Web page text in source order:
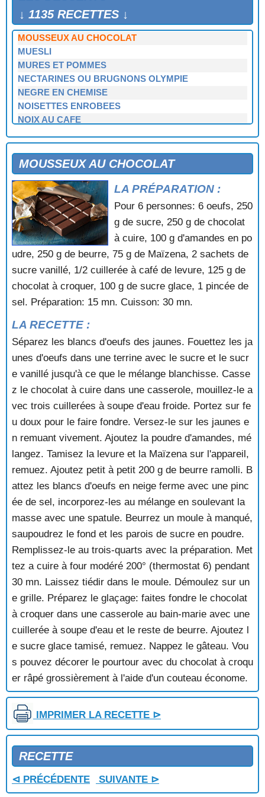
↓ 1135 RECETTES ↓
MOUSSE GLACEE AU CITRON VERT
MOUSSE POLONAISE
MOUSSEUX AU CHOCOLAT
MUESLI
MURES ET POMMES
NECTARINES OU BRUGNONS OLYMPIE
NEGRE EN CHEMISE
NOISETTES ENROBEES
NOIX AU CAFE
NOUGATINE GLACEE A LA MANDARINE IMPERIALE
OEUFS A LA NEIGE
OEUFS A LA NEIGE AU COULIS DE FRAISES
OEUFS AU NID
OMELETTE AU CHOCOLAT
OMELETTE AUX ABRICOTS
OMELETTE AUX CERISES
OMELETTE AUX FRAMBOISES
OMELETTE COMME SOUS LES TROPIQUES
OMELETTE FLAMBEE
OMELETTE FLAMBEE A LA CONFITURE
OMELETTE FLAMBEE AUX FRAISES
OMELETTE GOURMANDISE
OMELETTE MACEDOINE
OMELETTE NORVEGIENNE
OMELETTE SOUFFLEE AUX FRAISES
OPERA
ORANGES A LA CANNELLE
ORANGES A LA GLACE VANILLE
ORANGES AU SIROP
ORANGES FOURREES
ORANGES GIVREES
ORANGES GLACEES
ORANGES MEDICIS
ORANGES NEIGEUSES
ORANGES, SAUCE AU CHOCOLAT
ORANGETTES AU CHOCOLAT
PAIN A LA BANANE
PAIN AU BEURRE
PAIN AU GINGEMBRE
PAIN AUX FRUITS CONFITS
PAIN AUX NOIX
PAIN BRIOCHE
PAIN DE DATTES AUX NOIX
PAIN DE GENES AUX FRUITS
PAIN DE NOEL
PAIN DE NOEL DRESDEN
PAIN DE NOIX VAUDOIS
PAIN DE RIZ AUX FRUITS
PAIN D'EPICE
PAIN D'EPICE FECAMPOIS
PAIN DES HOURIS
PAIN PERDU
PAIN PERDU AUX FRUITS CONFITS
MOUSSEUX AU CHOCOLAT
LA PRÉPARATION :
Pour 6 personnes: 6 oeufs, 250
g de sucre, 250 g de chocolat
à cuire, 100 g d'amandes en po
udre, 250 g de beurre, 75 g de Maïzena, 2 sachets de
sucre vanillé, 1/2 cuillerée à café de levure, 125 g de
chocolat à croquer, 100 g de sucre glace, 1 pincée de
sel. Préparation: 15 mn. Cuisson: 30 mn.
LA RECETTE :
Séparez les blancs d'oeufs des jaunes. Fouettez les ja
unes d'oeufs dans une terrine avec le sucre et le sucr
e vanillé jusqu'à ce que le mélange blanchisse. Casse
z le chocolat à cuire dans une casserole, mouillez-le a
vec trois cuillerées à soupe d'eau froide. Portez sur fe
u doux pour le faire fondre. Versez-le sur les jaunes e
n remuant vivement. Ajoutez la poudre d'amandes, mé
langez. Tamisez la levure et la Maïzena sur l'appareil,
remuez. Ajoutez petit à petit 200 g de beurre ramolli. B
attez les blancs d'oeufs en neige ferme avec une pinc
ée de sel, incorporez-les au mélange en soulevant la
masse avec une spatule. Beurrez un moule à manqué,
saupoudrez le fond et les parois de sucre en poudre.
Remplissez-le au trois-quarts avec la préparation. Met
tez a cuire à four modéré 200° (thermostat 6) pendant
30 mn. Laissez tiédir dans le moule. Démoulez sur un
e grille. Préparez le glaçage: faites fondre le chocolat
à croquer dans une casserole au bain-marie avec une
cuillerée à soupe d'eau et le reste de beurre. Ajoutez l
e sucre glace tamisé, remuez. Nappez le gâteau. Vou
s pouvez décorer le pourtour avec du chocolat à croqu
er râpé grossièrement à l'aide d'un couteau économe.
IMPRIMER LA RECETTE ⊳
RECETTE
⊲ PRÉCÉDENTE SUIVANTE ⊳